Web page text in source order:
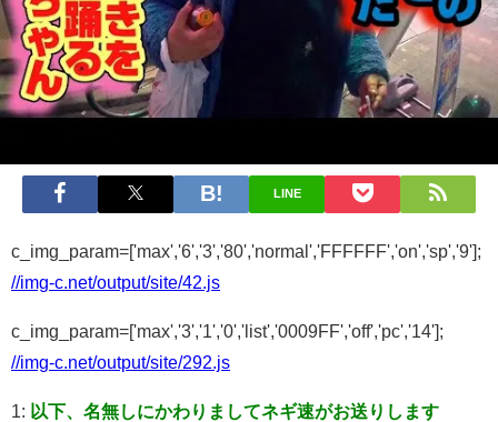
LINE
c_img_param=['max','6','3','80','normal','FFFFFF','on','sp','9'];
//img-c.net/output/site/42.js
c_img_param=['max','3','1','0','list','0009FF','off','pc','14'];
//img-c.net/output/site/292.js
1: 以下、名無しにかわりましてネギ速がお送りします